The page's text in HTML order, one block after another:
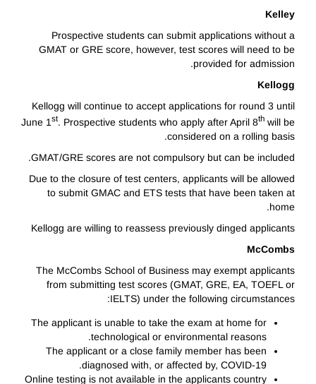
Kelley
Prospective students can submit applications without a
GMAT or GRE score, however, test scores will need to be
provided for admission.
Kellogg
Kellogg will continue to accept applications for round 3 until
June 1st. Prospective students who apply after April 8th will be
considered on a rolling basis.
GMAT/GRE scores are not compulsory but can be included.
Due to the closure of test centers, applicants will be allowed
to submit GMAC and ETS tests that have been taken at
home.
Kellogg are willing to reassess previously dinged applicants
McCombs
The McCombs School of Business may exempt applicants
from submitting test scores (GMAT, GRE, EA, TOEFL or
IELTS) under the following circumstances:
The applicant is unable to take the exam at home for
technological or environmental reasons.
The applicant or a close family member has been
diagnosed with, or affected by, COVID-19.
Online testing is not available in the applicants country